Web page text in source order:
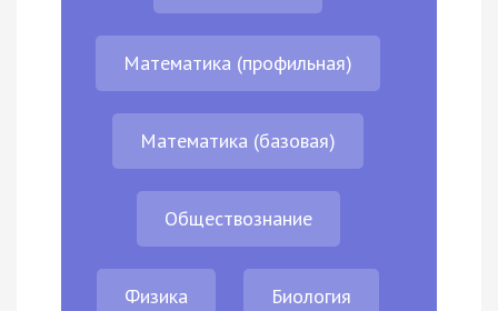
Математика (профильная)
Математика (базовая)
Обществознание
Физика Биология